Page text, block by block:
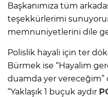
Başkanımıza tüm
teşekkürlerimi
memnuniyetlerini dile
Polislik hayali için ter
Bürmek ise “Hayalim
duamda yer vereceğim”
“Yaklaşık 1 buçuk aydır